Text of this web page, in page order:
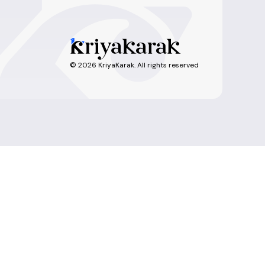
© 2026 KriyaKarak. All rights reserved